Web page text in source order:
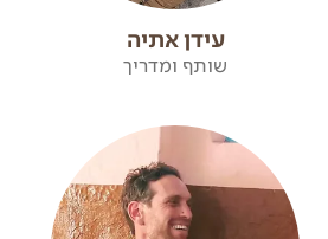
עידן אתיה
שותף ומדריך